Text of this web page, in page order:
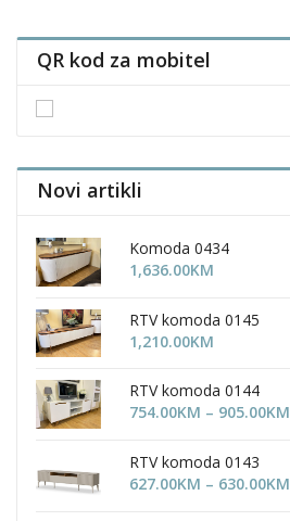
QR kod za mobitel
Novi artikli
Komoda 0434
1,636.00KM
RTV komoda 0145
1,210.00KM
RTV komoda 0144
754.00KM – 905.00KM
RTV komoda 0143
627.00KM – 630.00KM